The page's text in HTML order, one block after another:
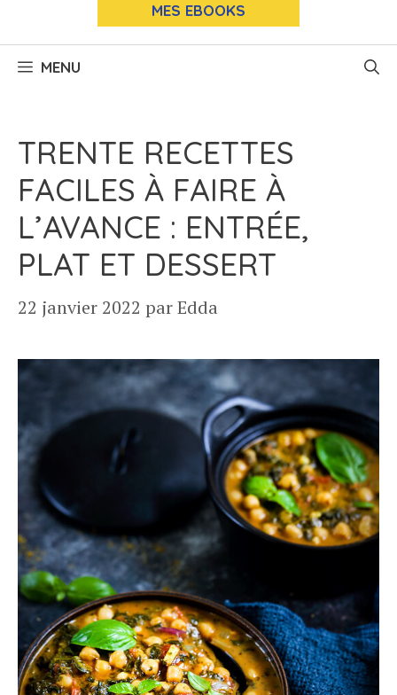
MES EBOOKS
MENU
TRENTE RECETTES
FACILES À FAIRE À
L’AVANCE : ENTRÉE,
PLAT ET DESSERT
22 janvier 2022 parEdda